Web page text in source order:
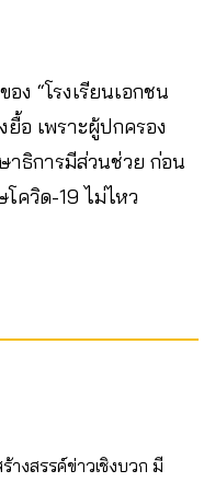
ง “โรงเรียนเอกชน
อ เพราะผู้ปกครอง
าธิการมีส่วนช่วย ก่อน
ควิด-19 ไม่ไหว
งสรรค์ข่าวเชิงบวก มี